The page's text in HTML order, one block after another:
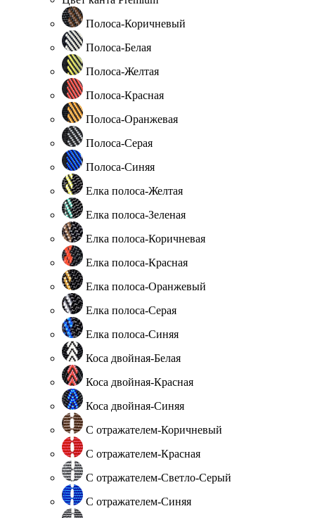
Полоса-Коричневый
Полоса-Белая
Полоса-Желтая
Полоса-Красная
Полоса-Оранжевая
Полоса-Серая
Полоса-Синяя
Елка полоса-Желтая
Елка полоса-Зеленая
Елка полоса-Коричневая
Елка полоса-Красная
Елка полоса-Оранжевый
Елка полоса-Серая
Елка полоса-Синяя
Коса двойная-Белая
Коса двойная-Красная
Коса двойная-Синяя
С отражателем-Коричневый
С отражателем-Красная
С отражателем-Светло-Серый
С отражателем-Синяя